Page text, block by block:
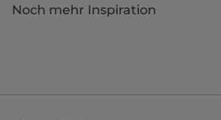
Noch mehr Inspiration